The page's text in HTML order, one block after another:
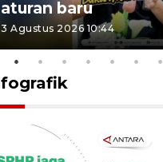
aturan baru
3 Agustus 2026 10:44